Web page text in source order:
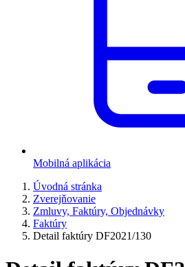
Mobilná aplikácia
Úvodná stránka
Zverejňovanie
Zmluvy, Faktúry, Objednávky
Faktúry
Detail faktúry DF2021/130